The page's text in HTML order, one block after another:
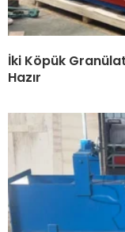
İki Köpük
Hazır